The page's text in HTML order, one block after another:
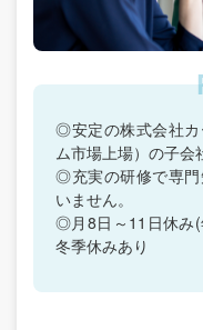
◎安定の株式会社カ
ム市場上場）の子会
◎充実の研修で専門
いません。
◎月8日～11日休み(
冬季休みあり